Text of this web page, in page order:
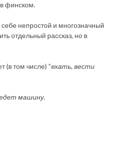
в финском.
непростой и многозначный
отдельный рассказ, но в
(в том числе) “ехать, вести
машину.